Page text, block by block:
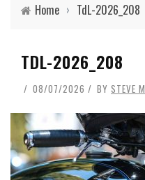
Home › TdL-2026_208
TDL-2026_208
08/07/2026 BY STEVE M